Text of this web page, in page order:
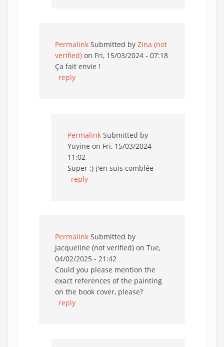
Permalink Submitted by Zina (not
verified) on Fri, 15/03/2024 - 07:18
Ça fait envie !
reply
Permalink Submitted by
Yuyine on Fri, 15/03/2024 -
11:02
Super :) j'en suis comblée
reply
Permalink Submitted by
Jacqueline (not verified) on Tue,
04/02/2025 - 21:42
Could you please mention the
exact references of the painting
on the book cover, please?
reply